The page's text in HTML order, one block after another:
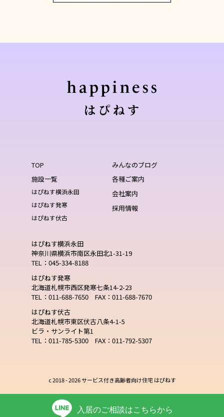
TOP
みんなのブログ
施設一覧
はぴねす横浜永田
はぴねす発寒
はぴねす伏古
各種ご案内
会社案内
採用情報
はぴねす横浜永田
神奈川県横浜市南区永田北1-31-19
TEL：045-334-8188
はぴねす発寒
北海道札幌市西区発寒七条14-2-23
TEL：011-688-7650 FAX：011-688-7670
はぴねす伏古
北海道札幌市東区伏古八条4-1-5
ビラ・サンライト第1
TEL：011-785-5300 FAX：011-792-5307
c 2018 -2026 サービス付き高齢者向け住宅 はぴねす